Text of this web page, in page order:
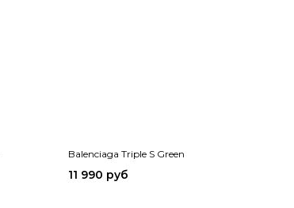
Balenciaga Triple S Green
11 990 руб